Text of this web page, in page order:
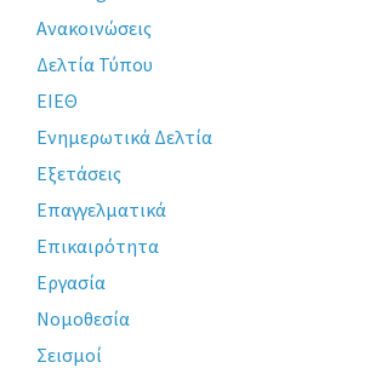
Ανακοινώσεις
Δελτία Τύπου
ΕΙΕΘ
Ενημερωτικά Δελτία
Εξετάσεις
Επαγγελματικά
Επικαιρότητα
Εργασία
Νομοθεσία
Σεισμοί